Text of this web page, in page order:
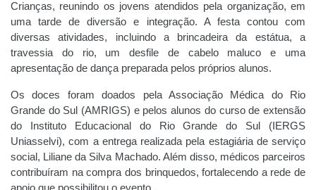
Crianças, reunindo os jovens atendidos pela organização, em
uma tarde de diversão e integração. A festa contou com
diversas atividades, incluindo a brincadeira da estátua, a
travessia do rio, um desfile de cabelo maluco e uma
apresentação de dança preparada pelos próprios alunos.
Os doces foram doados pela Associação Médica do Rio
Grande do Sul (AMRIGS) e pelos alunos do curso de extensão
do Instituto Educacional do Rio Grande do Sul (IERGS
Uniasselvi), com a entrega realizada pela estagiária de serviço
social, Liliane da Silva Machado. Além disso, médicos parceiros
contribuíram na compra dos brinquedos, fortalecendo a rede de